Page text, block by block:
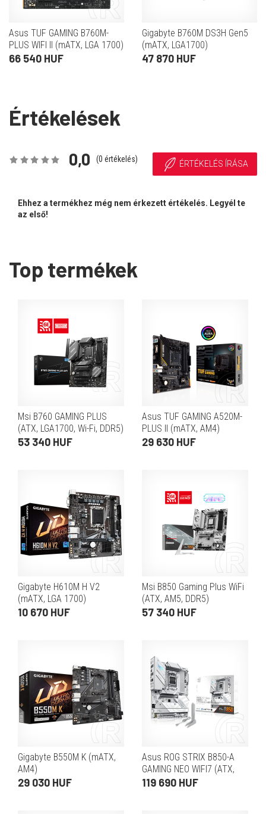
Asus TUF GAMING B760M-
PLUS WIFI II (mATX, LGA 1700)
66 540 HUF
Gigabyte B760M DS3H Gen5
(mATX, LGA1700)
47 870 HUF
Értékelések
0,0 (0 értékelés) ÉRTÉKELÉS ÍRÁSA
Ehhez a termékhez még nem érkezett értékelés. Legyél te
az első!
Top termékek
Msi B760 GAMING PLUS
(ATX, LGA1700, Wi-Fi, DDR5)
53 340 HUF
Asus TUF GAMING A520M-
PLUS II (mATX, AM4)
29 630 HUF
Gigabyte H610M H V2
(mATX, LGA 1700)
10 670 HUF
Msi B850 Gaming Plus WiFi
(ATX, AM5, DDR5)
57 340 HUF
Gigabyte B550M K (mATX,
AM4)
29 030 HUF
Asus ROG STRIX B850-A
GAMING NEO WIFI7 (ATX,
AM5)
119 690 HUF